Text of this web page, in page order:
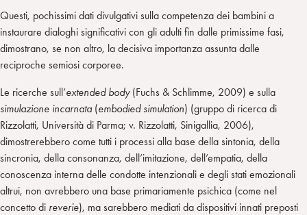
Questi, pochissimi dati divulgativi sulla competenza dei bambini a
instaurare dialoghi significativi con gli adulti fin dalle primissime fasi,
dimostrano, se non altro, la decisiva importanza assunta dalle
reciproche semiosi corporee.
Le ricerche sull’extended body(Fuchs & Schlimme, 2009) e sulla
simulazione incarnata(embodied simulation) (gruppo di ricerca di
Rizzolatti, Università di Parma; v. Rizzolatti, Sinigallia, 2006),
dimostrerebbero come tutti i processi alla base della sintonia, della
sincronia, della consonanza, dell’imitazione, dell’empatia, della
conoscenza interna delle condotte intenzionali e degli stati emozionali
altrui, non avrebbero una base primariamente psichica (come nel
concetto di reverie), ma sarebbero mediati da dispositivi innati preposti